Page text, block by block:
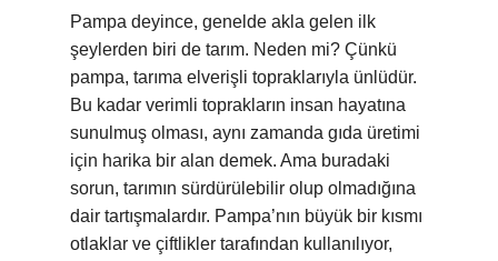
Pampa deyince, genelde akla gelen ilk
şeylerden biri de tarım. Neden mi? Çünkü
pampa, tarıma elverişli topraklarıyla ünlüdür.
Bu kadar verimli toprakların insan hayatına
sunulmuş olması, aynı zamanda gıda üretimi
için harika bir alan demek. Ama buradaki
sorun, tarımın sürdürülebilir olup olmadığına
dair tartışmalardır. Pampa’nın büyük bir kısmı
otlaklar ve çiftlikler tarafından kullanılıyor,